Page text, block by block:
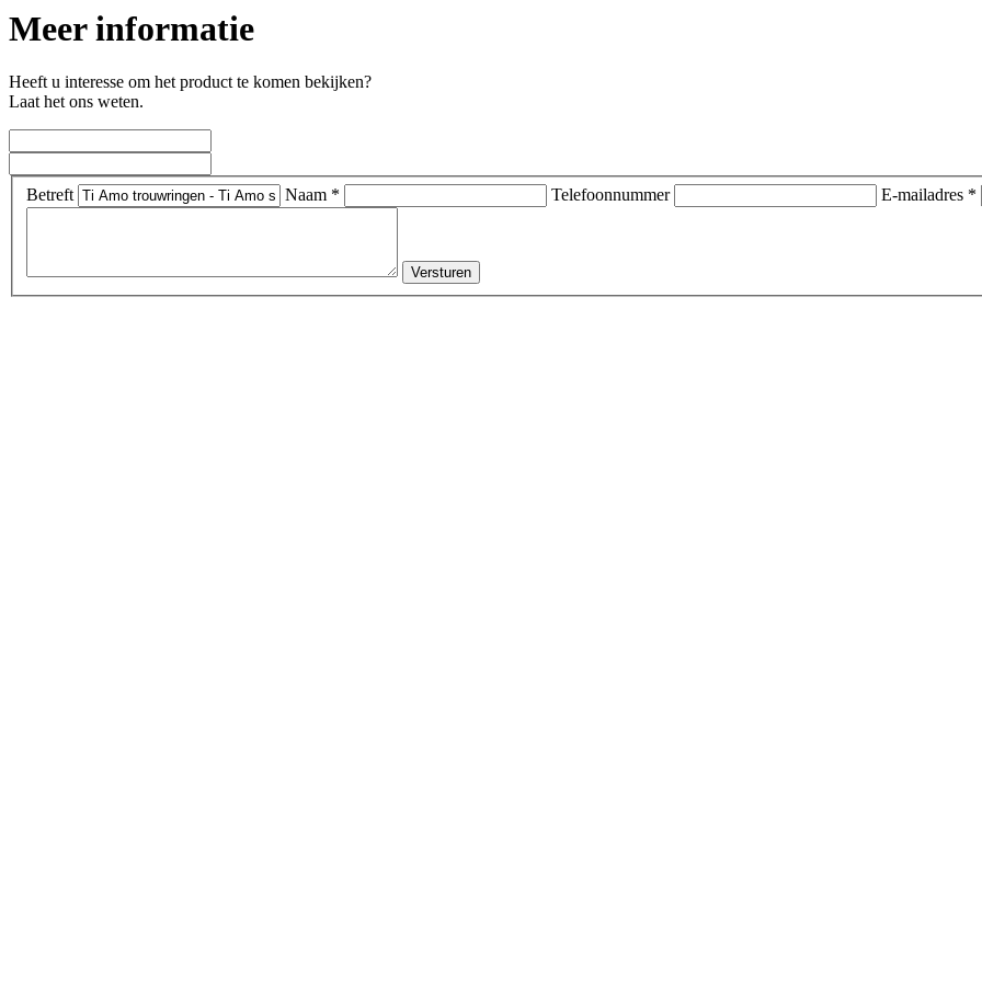
Meer informatie
Heeft u interesse om het product te komen bekijken?
Laat het ons weten.
Betreft Naam * Telefoonnummer E-mailadres *